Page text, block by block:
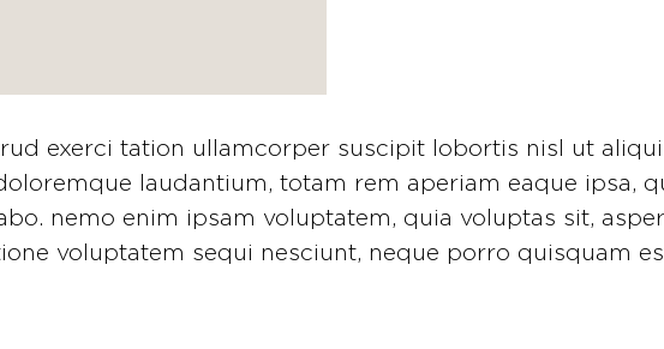
exerci tation ullamcorper suscipit lobortis nisl ut
laudantium, totam rem aperiam eaque ipsa,
nemo enim ipsam voluptatem, quia voluptas sit,
voluptatem sequi nesciunt, neque porro quisquam